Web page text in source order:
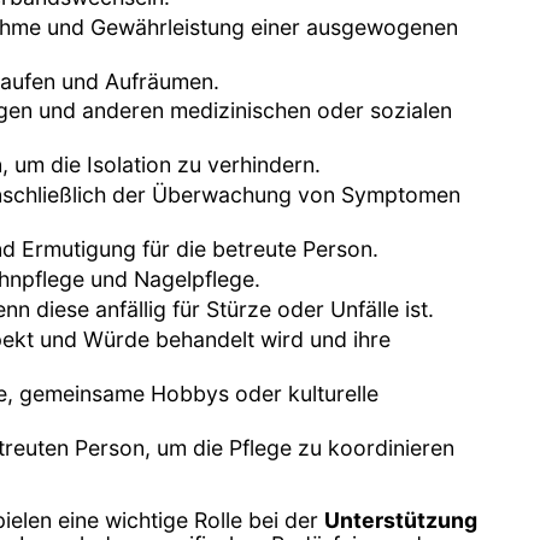
und Gewährleistung einer ausgewogenen
und Aufräumen.
und anderen medizinischen oder sozialen
um die Isolation zu verhindern.
der Überwachung von Symptomen
Ermutigung für die betreute Person.
und Nagelpflege.
diese anfällig für Stürze oder Unfälle ist.
und Würde behandelt wird und ihre
gemeinsame Hobbys oder kulturelle
Person, um die Pflege zu koordinieren
eine wichtige Rolle bei der Unterstützung